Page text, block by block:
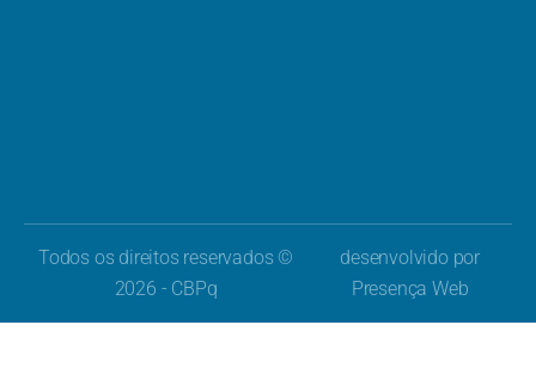
Todos os direitos reservados ©
2026 - CBPq
desenvolvido por
Presença Web